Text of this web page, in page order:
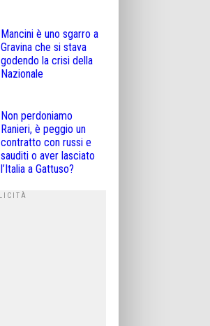
Mancini è uno sgarro a
Gravina che si stava
godendo la crisi della
Nazionale
Non perdoniamo
Ranieri, è peggio un
contratto con russi e
sauditi o aver lasciato
l’Italia a Gattuso?